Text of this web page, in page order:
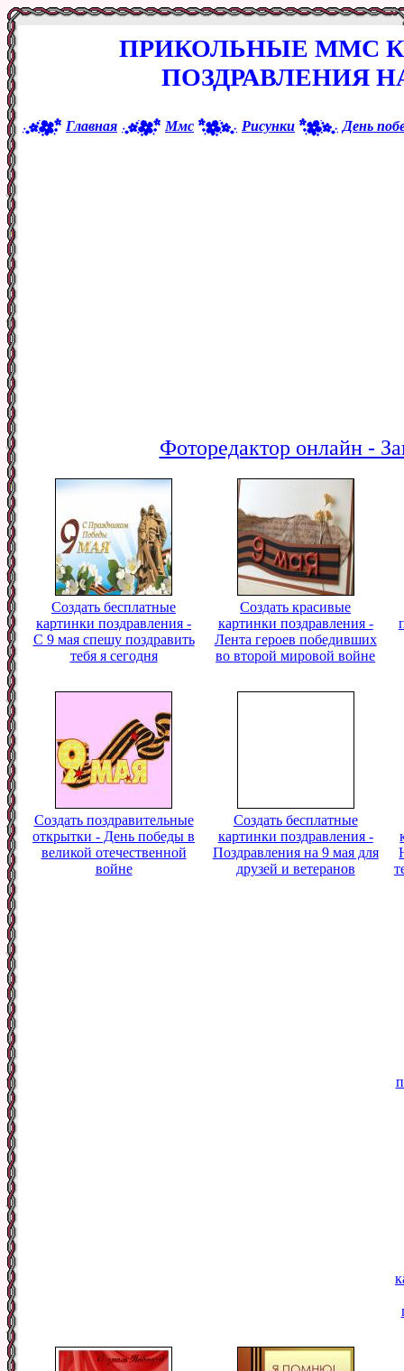
ПРИКОЛЬНЫЕ ММС
ПОЗДРАВЛЕНИЯ
Главная Ммс Рисунки День
Фоторедактор онлайн -
Создать бесплатные
картинки поздравления -
С 9 мая спешу поздравить
тебя я сегодня
Создать красивые
картинки поздравления -
Лента героев победивших
во второй мировой войне
Создать поздравительные
открытки - День победы в
великой отечественной
войне
Создать бесплатные
картинки поздравления -
Поздравления на 9 мая для
друзей и ветеранов